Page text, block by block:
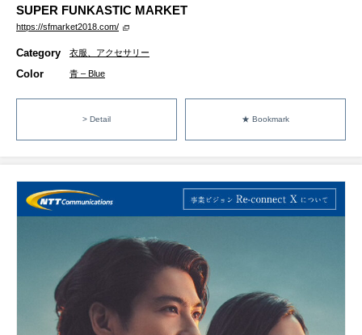
SUPER FUNKASTIC MARKET
https://sfmarket2018.com/
Category 衣服、アクセサリー
Color 青 – Blue
> Detail ★ Bookmark